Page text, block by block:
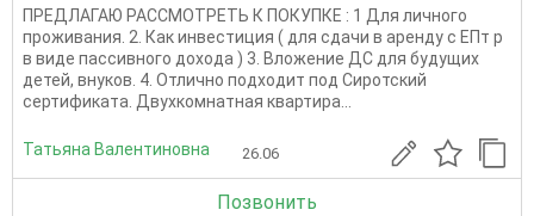
ПРЕДЛАГАЮ РАССМОТРЕТЬ К ПОКУПКЕ : 1 Для личного
проживания. 2. Как инвестиция ( для сдачи в аренду с ЕПт р
в виде пассивного дохода ) 3. Вложение ДС для будущих
детей, внуков. 4. Отлично подходит под Сиротский
сертификата. Двухкомнатная квартира...
Татьяна Валентиновна 26.06
Позвонить